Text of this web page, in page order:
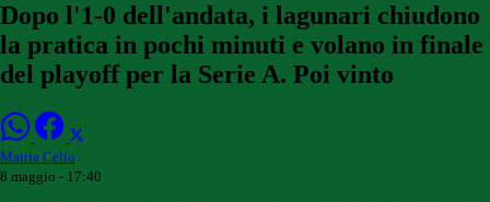
Dopo l'1-0 dell'andata, i lagunari chiudono
la pratica in pochi minuti e volano in finale
del playoff per la Serie A. Poi vinto
Mattia Celio
8 maggio - 17:40